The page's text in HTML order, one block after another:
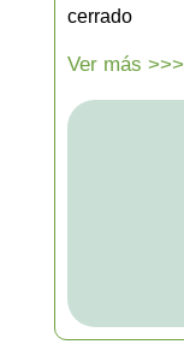
cerrado
Ver más >>>